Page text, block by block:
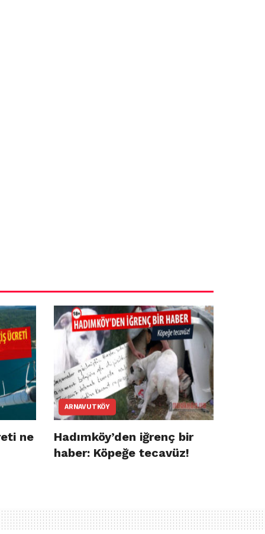
ne
ARNAVUTKÖY
Hadımköy’den iğrenç bir
haber: Köpeğe tecavüz!